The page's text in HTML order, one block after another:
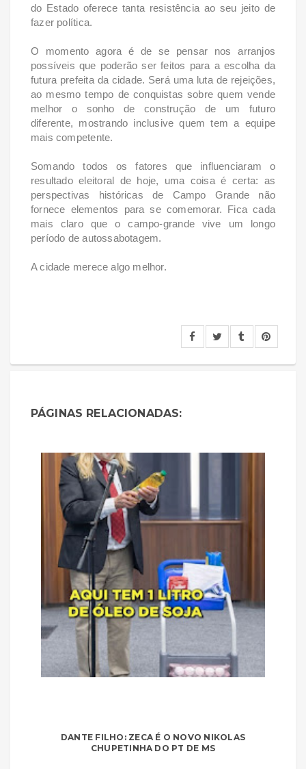
do Estado oferece tanta resistência ao seu jeito de
fazer política.
O momento agora é de se pensar nos arranjos
possíveis que poderão ser feitos para a escolha da
futura prefeita da cidade. Será uma luta de rejeições,
ao mesmo tempo de conquistas sobre quem vende
melhor o sonho de construção de um futuro
diferente, mostrando inclusive quem tem a equipe
mais competente.
Somando todos os fatores que influenciaram o
resultado eleitoral de hoje, uma coisa é certa: as
perspectivas históricas de Campo Grande não
fornece elementos para se comemorar. Fica cada
mais claro que o campo-grande vive um longo
período de autossabotagem.
A cidade merece algo melhor.
PÁGINAS RELACIONADAS:
DANTE FILHO: ZECA É O NOVO NIKOLAS
CHUPETINHA DO PT DE MS